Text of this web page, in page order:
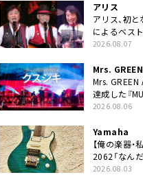
アリス
アリス、初
によるベス
BEST
2026.08.07
Mrs.
Mrs. GREEN
達成した『
JAPAN 2026
YouTube公開
2026.08.06
Yamaha
【俺の楽器・
2062「なん
1番」
2026.08.03